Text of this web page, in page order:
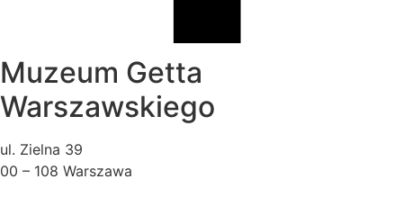
Muzeum Getta
Warszawskiego
ul. Zielna 39
00 – 108 Warszawa